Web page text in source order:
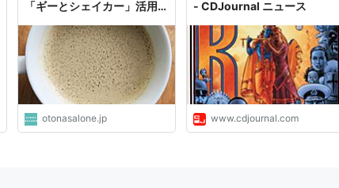
「ギーとシェイカー」活用
otonasalone.jp
- CDJournal ニュース
www.cdjournal.com